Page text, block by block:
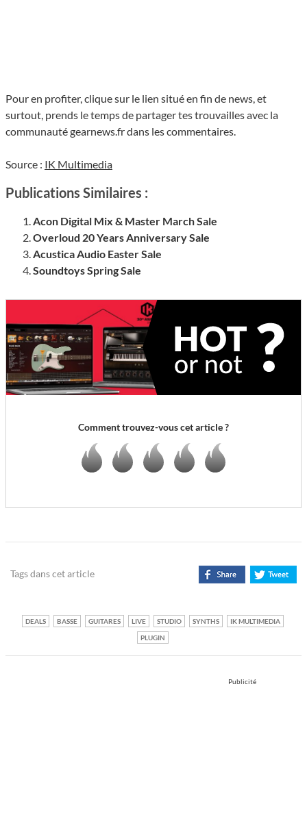
Pour en profiter, clique sur le lien situé en fin de news, et
surtout, prends le temps de partager tes trouvailles avec la
communauté gearnews.fr dans les commentaires.
Source : IK Multimedia
Publications Similaires :
Acon Digital Mix & Master March Sale
Overloud 20 Years Anniversary Sale
Acustica Audio Easter Sale
Soundtoys Spring Sale
Comment trouvez-vous cet article ?
Tags dans cet article
DEALS BASSE GUITARES LIVE STUDIO SYNTHS
IK MULTIMEDIA
PLUGIN
Publicité